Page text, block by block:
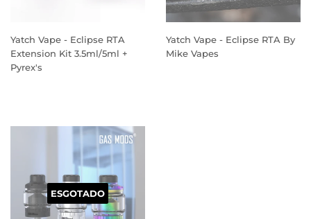
Yatch Vape - Eclipse RTA
Extension Kit 3.5ml/5ml +
Pyrex's
Yatch Vape - Eclipse RTA By
Mike Vapes
ESGOTADO